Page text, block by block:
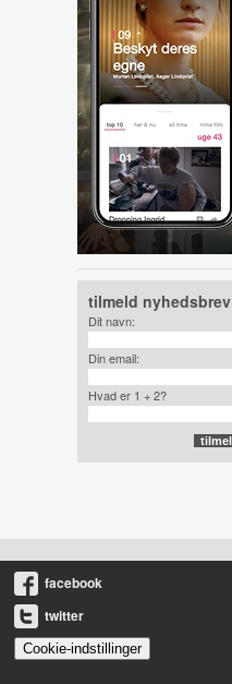
tilmeld nyhedsbrev
Dit navn:
Din email:
Hvad er 1 + 2?
facebook
twitter
Cookie-indstillinger